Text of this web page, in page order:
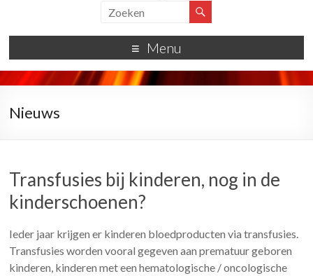
Menu
Nieuws
Transfusies bij kinderen, nog in de
kinderschoenen?
Ieder jaar krijgen er kinderen bloedproducten via transfusies.
Transfusies worden vooral gegeven aan prematuur geboren
kinderen, kinderen met een hematologische / oncologische